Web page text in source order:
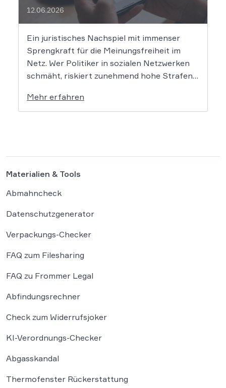
12.06.2026
Ein juristisches Nachspiel mit immenser
Sprengkraft für die Meinungsfreiheit im
Netz. Wer Politiker in sozialen Netzwerken
schmäht, riskiert zunehmend hohe Strafen.
einen Facebook-Nutzer eine empfindliche
Geldstrafe verhängt, weil dieser den
Mehr erfahren
Materialien & Tools
Abmahncheck
Datenschutzgenerator
Verpackungs-Checker
FAQ zum Filesharing
FAQ zu Frommer Legal
Abfindungsrechner
Check zum Widerrufsjoker
KI-Verordnungs-Checker
Abgasskandal
Thermofenster Rückerstattung